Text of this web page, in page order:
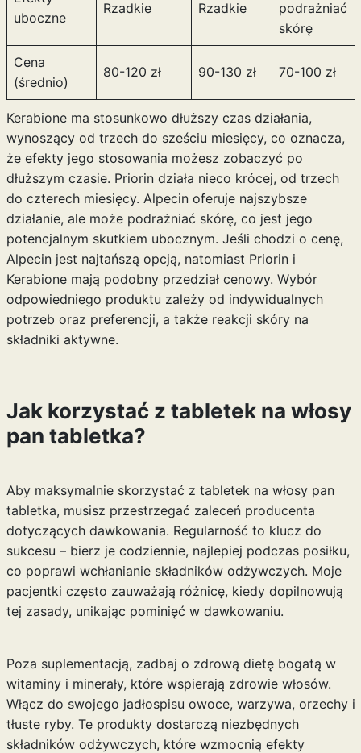
uboczne
Rzadkie Rzadkie
podrażniać
skórę
Cena
(średnio)
80-120 zł 90-130 zł 70-100 zł
Kerabione ma stosunkowo dłuższy czas działania,
wynoszący od trzech do sześciu miesięcy, co oznacza,
że efekty jego stosowania możesz zobaczyć po
dłuższym czasie. Priorin działa nieco krócej, od trzech
do czterech miesięcy. Alpecin oferuje najszybsze
działanie, ale może podrażniać skórę, co jest jego
potencjalnym skutkiem ubocznym. Jeśli chodzi o cenę,
Alpecin jest najtańszą opcją, natomiast Priorin i
Kerabione mają podobny przedział cenowy. Wybór
odpowiedniego produktu zależy od indywidualnych
potrzeb oraz preferencji, a także reakcji skóry na
składniki aktywne.
Jak korzystać z tabletek na włosy
pan tabletka?
Aby maksymalnie skorzystać z tabletek na włosy pan
tabletka, musisz przestrzegać zaleceń producenta
dotyczących dawkowania. Regularność to klucz do
sukcesu – bierz je codziennie, najlepiej podczas posiłku,
co poprawi wchłanianie składników odżywczych. Moje
pacjentki często zauważają różnicę, kiedy dopilnowują
tej zasady, unikając pominięć w dawkowaniu.
Poza suplementacją, zadbaj o zdrową dietę bogatą w
witaminy i minerały, które wspierają zdrowie włosów.
Włącz do swojego jadłospisu owoce, warzywa, orzechy i
tłuste ryby. Te produkty dostarczą niezbędnych
składników odżywczych, które wzmocnią efekty